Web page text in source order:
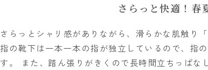
さらっと快適！春
さらっとシャリ感がありながら、滑らかな肌触り
指の靴下は一本一本の指が独立しているので、指
す。 また、踏ん張りがきくので長時間立ちっぱな